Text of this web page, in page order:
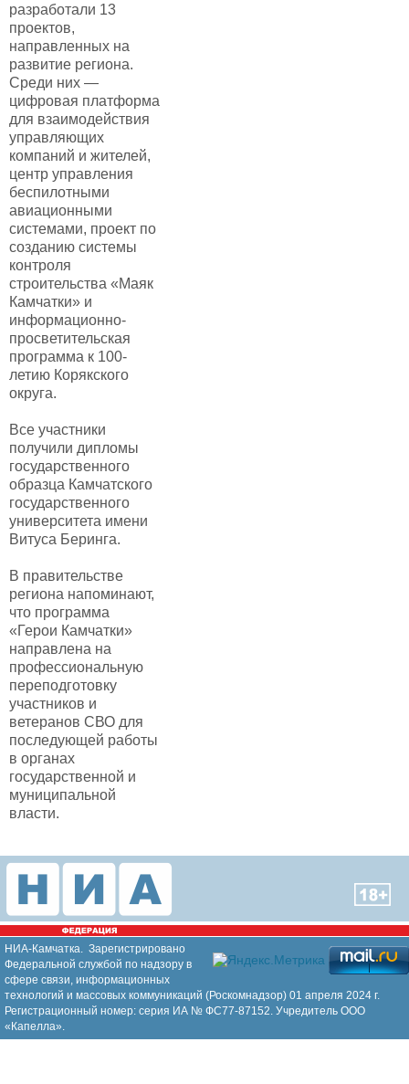
разработали 13
проектов,
направленных на
развитие региона.
Среди них —
цифровая платформа
для взаимодействия
управляющих
компаний и жителей,
центр управления
беспилотными
авиационными
системами, проект по
созданию системы
контроля
строительства «Маяк
Камчатки» и
информационно-
просветительская
программа к 100-
летию Корякского
округа.
Все участники
получили дипломы
государственного
образца Камчатского
государственного
университета имени
Витуса Беринга.
В правительстве
региона напоминают,
что программа
«Герои Камчатки»
направлена на
профессиональную
переподготовку
участников и
ветеранов СВО для
последующей работы
в органах
государственной и
муниципальной
власти.
НИА-Камчатка. Зарегистрировано
Федеральной службой по надзору в
сфере связи, информационных
технологий и массовых коммуникаций (Роскомнадзор) 01 апреля 2024 г.
Регистрационный номер: серия ИА № ФС77-87152. Учредитель ООО
«Капелла».